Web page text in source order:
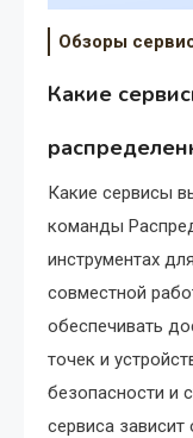
Обзоры
Какие
Какие сервисы
команды
инструментах
совместной
обеспечивать
точек и
безопасности и
сервиса